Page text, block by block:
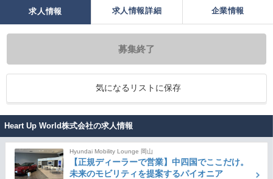
求人情報 求人情報詳細 企業情報
募集終了
気になるリストに保存
Heart Up World株式会社の求人情報
Hyundai Mobility Lounge 岡山
【正規ディーラーで営業】中四国でここだけ。
未来のモビリティを提案するパイオニア